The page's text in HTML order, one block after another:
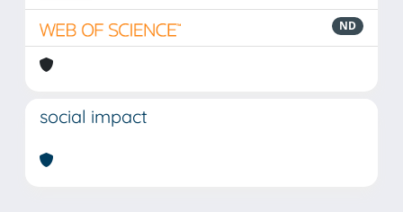
ND
social impact